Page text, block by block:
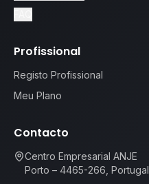
Profissional
Registo Profissional
Meu Plano
Contacto
Centro Empresarial ANJE
Porto – 4465-266, Portugal